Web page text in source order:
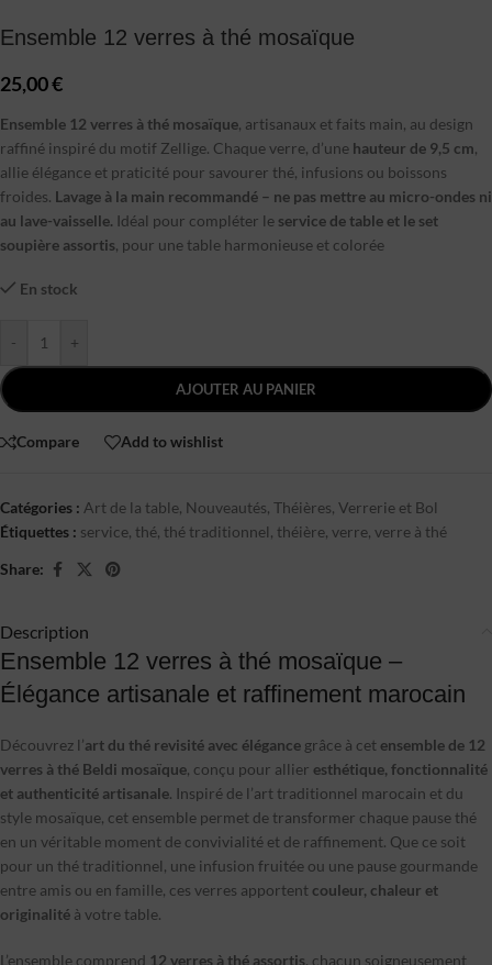
Ensemble 12 verres à thé mosaïque
25,00€
Ensemble 12 verres à thé mosaïque, artisanaux et faits main, au design
raffiné inspiré du motif Zellige. Chaque verre, d’une hauteur de 9,5 cm,
allie élégance et praticité pour savourer thé, infusions ou boissons
froides. Lavage à la main recommandé – ne pas mettre au micro-ondes ni
au lave-vaisselle. Idéal pour compléter le service de table et le set
soupière assortis, pour une table harmonieuse et colorée
En stock
- +
AJOUTER AU PANIER
Compare Add to wishlist
Catégories : Art de la table, Nouveautés, Théières, Verrerie et Bol
Étiquettes : service, thé, thé traditionnel, théière, verre, verre à thé
Share:
Description
Ensemble 12 verres à thé mosaïque –
Élégance artisanale et raffinement marocain
Découvrez l’art du thé revisité avec élégance grâce à cet ensemble de 12
verres à thé Beldi mosaïque, conçu pour allier esthétique, fonctionnalité
et authenticité artisanale. Inspiré de l’art traditionnel marocain et du
style mosaïque, cet ensemble permet de transformer chaque pause thé
en un véritable moment de convivialité et de raffinement. Que ce soit
pour un thé traditionnel, une infusion fruitée ou une pause gourmande
entre amis ou en famille, ces verres apportent couleur, chaleur et
originalité à votre table.
L’ensemble comprend 12 verres à thé assortis, chacun soigneusement